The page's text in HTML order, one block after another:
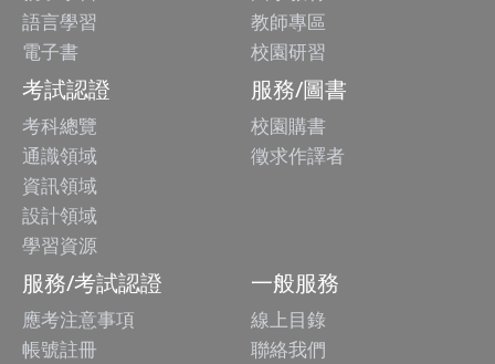
語言學習
電子書
教師專區
校園研習
考試認證
考科總覽
通識領域
資訊領域
設計領域
學習資源
服務/圖書
校園購書
徵求作譯者
服務/考試認證
應考注意事項
帳號註冊
一般服務
線上目錄
聯絡我們